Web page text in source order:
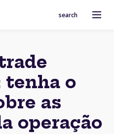
search
o
as
operação